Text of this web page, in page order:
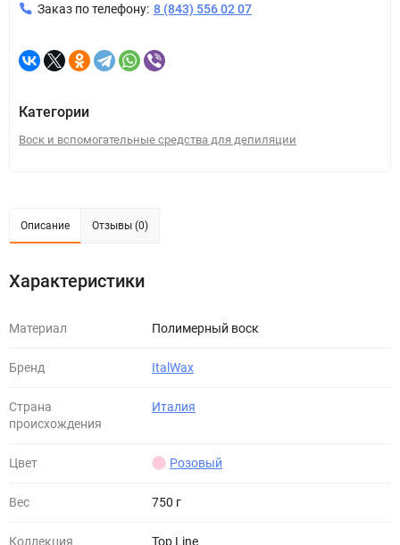
Заказ по телефону: 8 (843) 556 02 07
Категории
Воск и вспомогательные средства для депиляции
Описание Отзывы (0)
Характеристики
Материал Полимерный воск
Бренд ItalWax
Страна
происхождения
Италия
Цвет Розовый
Вес 750 г
Коллекция Top Line